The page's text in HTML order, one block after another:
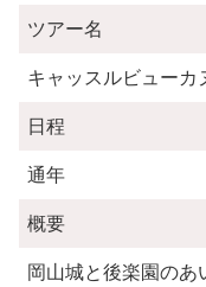
ツアー名
キャッスルビューカ
日程
通年
概要
岡山城と後楽園のあ